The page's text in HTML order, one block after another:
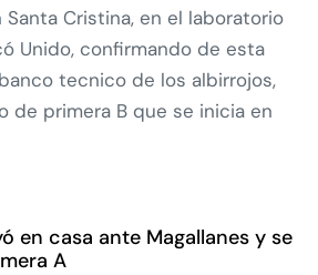
Cristina, en el laboratorio
Unido, confirmando de esta
tecnico de los albirrojos,
de primera B que se inicia en
en casa ante Magallanes y se
A